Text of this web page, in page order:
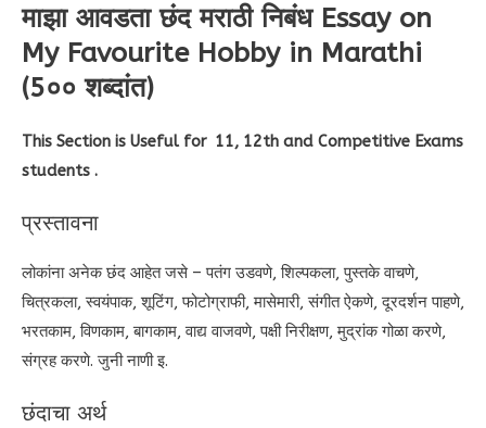
माझा आवडता छंद मराठी निबंध Essay on
My Favourite Hobby in Marathi
(5०० शब्दांत)
This Section is Useful for 11, 12th and Competitive Exams
students .
प्रस्तावना
लोकांना अनेक छंद आहेत जसे – पतंग उडवणे, शिल्पकला, पुस्तके वाचणे,
चित्रकला, स्वयंपाक, शूटिंग, फोटोग्राफी, मासेमारी, संगीत ऐकणे, दूरदर्शन पाहणे,
भरतकाम, विणकाम, बागकाम, वाद्य वाजवणे, पक्षी निरीक्षण, मुद्रांक गोळा करणे,
संग्रह करणे. जुनी नाणी इ.
छंदाचा अर्थ